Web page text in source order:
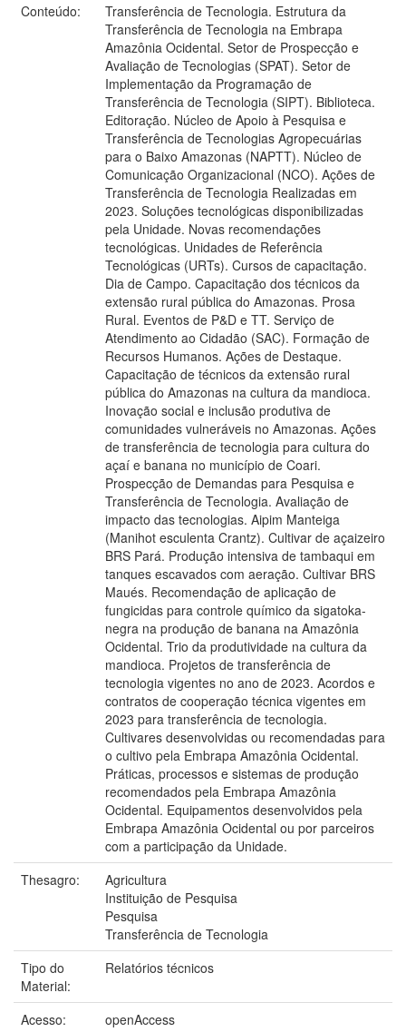
Conteúdo:
Transferência de Tecnologia. Estrutura da
Transferência de Tecnologia na Embrapa
Amazônia Ocidental. Setor de Prospecção e
Avaliação de Tecnologias (SPAT). Setor de
Implementação da Programação de
Transferência de Tecnologia (SIPT). Biblioteca.
Editoração. Núcleo de Apoio à Pesquisa e
Transferência de Tecnologias Agropecuárias
para o Baixo Amazonas (NAPTT). Núcleo de
Comunicação Organizacional (NCO). Ações de
Transferência de Tecnologia Realizadas em
2023. Soluções tecnológicas disponibilizadas
pela Unidade. Novas recomendações
tecnológicas. Unidades de Referência
Tecnológicas (URTs). Cursos de capacitação.
Dia de Campo. Capacitação dos técnicos da
extensão rural pública do Amazonas. Prosa
Rural. Eventos de P&D e TT. Serviço de
Atendimento ao Cidadão (SAC). Formação de
Recursos Humanos. Ações de Destaque.
Capacitação de técnicos da extensão rural
pública do Amazonas na cultura da mandioca.
Inovação social e inclusão produtiva de
comunidades vulneráveis no Amazonas. Ações
de transferência de tecnologia para cultura do
açaí e banana no município de Coari.
Prospecção de Demandas para Pesquisa e
Transferência de Tecnologia. Avaliação de
impacto das tecnologias. Aipim Manteiga
(Manihot esculenta Crantz). Cultivar de açaizeiro
BRS Pará. Produção intensiva de tambaqui em
tanques escavados com aeração. Cultivar BRS
Maués. Recomendação de aplicação de
fungicidas para controle químico da sigatoka-
negra na produção de banana na Amazônia
Ocidental. Trio da produtividade na cultura da
mandioca. Projetos de transferência de
tecnologia vigentes no ano de 2023. Acordos e
contratos de cooperação técnica vigentes em
2023 para transferência de tecnologia.
Cultivares desenvolvidas ou recomendadas para
o cultivo pela Embrapa Amazônia Ocidental.
Práticas, processos e sistemas de produção
recomendados pela Embrapa Amazônia
Ocidental. Equipamentos desenvolvidos pela
Embrapa Amazônia Ocidental ou por parceiros
com a participação da Unidade.
Thesagro:
Agricultura
Instituição de Pesquisa
Pesquisa
Transferência de Tecnologia
Tipo do
Material:
Relatórios técnicos
Acesso:
openAccess